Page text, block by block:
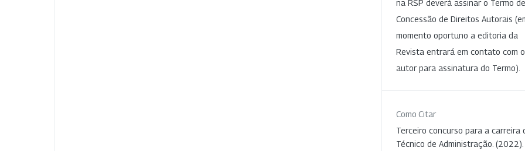
na RSP deverá assinar o Termo de
Concessão de Direitos Autorais
momento oportuno a editoria da
Revista entrará em contato com o
autor para assinatura do Termo).
Como Citar
Terceiro concurso para a carreira
Técnico de Administração. (2022).